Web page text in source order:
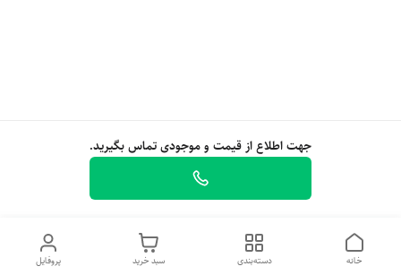
جهت اطلاع از قیمت و موجودی تماس بگیرید.
پروفایل سبد خرید دسته‌بندی خانه